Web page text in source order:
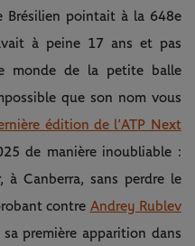
Brésilien pointait à la 648e
à peine 17 ans et pas
monde de la petite balle
que son nom vous
édition de l’ATP Next
de manière inoubliable :
à Canberra, sans perdre le
contre Andrey Rublev
première apparition dans